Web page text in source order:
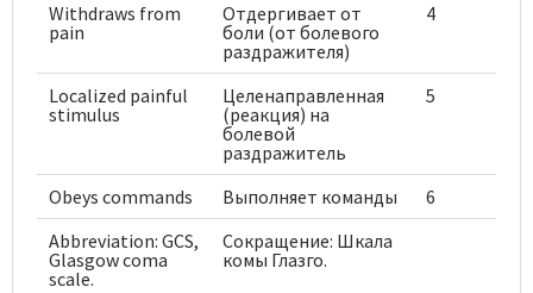
Withdraws from
pain
Отдергивает от
боли (от болевого
раздражителя)
4
Localized painful
stimulus
Целенаправленная
(реакция) на
болевой
раздражитель
5
Obeys commands Выполняет команды
6
Abbreviation: GCS,
Glasgow coma
scale.
Сокращение: Шкала
комы Глазго.